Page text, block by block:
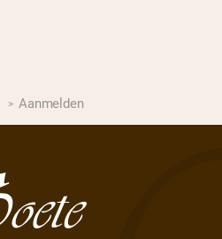
> Aanmelden